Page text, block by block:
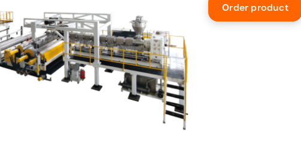
Order product